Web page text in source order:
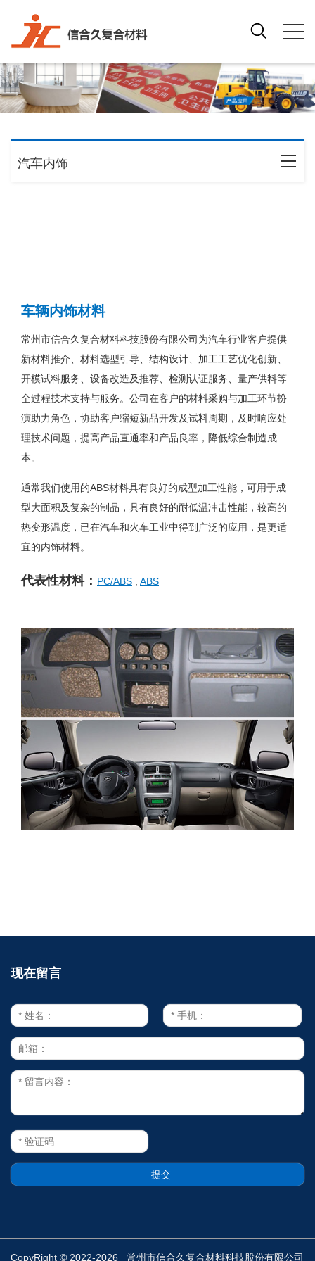
汽车内饰
车辆内饰材料
常州市信合久复合材料科技股份有限公司为汽车行业客户提供
新材料推介、材料选型引导、结构设计、加工工艺优化创新、
开模试料服务、设备改造及推荐、检测认证服务、量产供料等
全过程技术支持与服务。公司在客户的材料采购与加工环节扮
演助力角色，协助客户缩短新品开发及试料周期，及时响应处
理技术问题，提高产品直通率和产品良率，降低综合制造成
本。
通常我们使用的ABS材料具有良好的成型加工性能，可用于成
型大面积及复杂的制品，具有良好的耐低温冲击性能，较高的
热变形温度，已在汽车和火车工业中得到广泛的应用，是更适
宜的内饰材料。
代表性材料： PC/ABS ABS
现在留言
CopyRight © 2022-2026 常州市信合久复合材料科技股份有限公司